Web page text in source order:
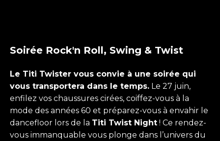
Nom
E-mail (Nécessaire)
Soirée Rock'n Roll, Swing & Twist
Le Titi Twister vous convie à une soirée qui
vous transportera dans le temps. Le 27 juin,
enfilez vos chaussures cirées, coiffez-vous à la
mode des années 60 et préparez-vous à envahir le
dancefloor lors de la Titi Twist Night ! Ce rendez-
vous immanquable vous plonge dans l’univers du